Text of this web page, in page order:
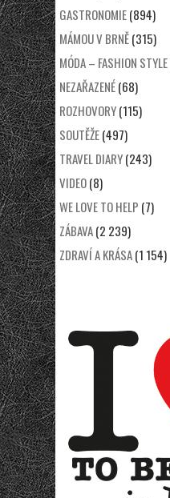
GASTRONOMIE(894)
MÁMOU V BRNĚ(315)
MÓDA – FASHION STYLE
NEZAŘAZENÉ(68)
ROZHOVORY(115)
SOUTĚŽE(497)
TRAVEL DIARY(243)
VIDEO(8)
WE LOVE TO HELP (7)
ZÁBAVA(2 239)
ZDRAVÍ A KRÁSA(1 154)